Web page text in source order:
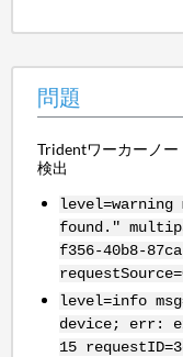
問題
Tridentワーカーノ
検出
level=warning
found."
f356-40b8-
level=info
device; err:
15